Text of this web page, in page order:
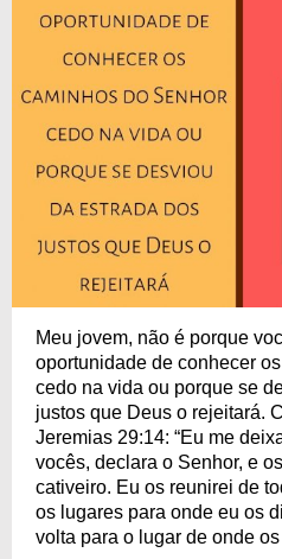
Meu jovem, não é porque
oportunidade de conhecer
cedo na vida ou porque se
justos que Deus o rejeitará.
Jeremias 29:14: “Eu me
vocês, declara o Senhor, e
cativeiro. Eu os reunirei de
os lugares para onde eu os
volta para o lugar de onde os